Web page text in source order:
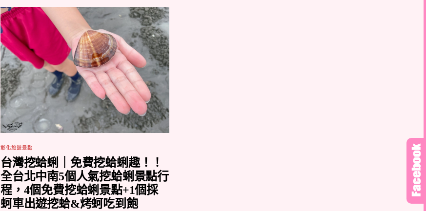
彰化旅遊景點
台灣挖蛤蜊｜免費挖蛤蜊趣！！
全台北中南5個人氣挖蛤蜊景點行
程，4個免費挖蛤蜊景點+1個採
蚵車出遊挖蛤&烤蚵吃到飽